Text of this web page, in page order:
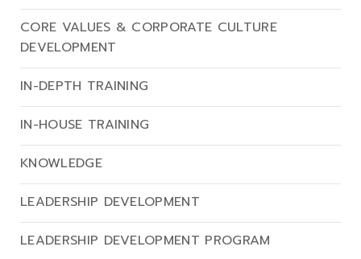
CORE VALUES & CORPORATE CULTURE
DEVELOPMENT
IN-DEPTH TRAINING
IN-HOUSE TRAINING
KNOWLEDGE
LEADERSHIP DEVELOPMENT
LEADERSHIP DEVELOPMENT PROGRAM